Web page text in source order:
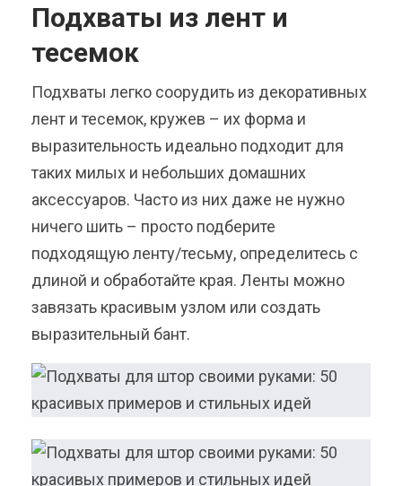
Подхваты из лент и
тесемок
Подхваты легко соорудить из декоративных
лент и тесемок, кружев – их форма и
выразительность идеально подходит для
таких милых и небольших домашних
аксессуаров. Часто из них даже не нужно
ничего шить – просто подберите
подходящую ленту/тесьму, определитесь с
длиной и обработайте края. Ленты можно
завязать красивым узлом или создать
выразительный бант.